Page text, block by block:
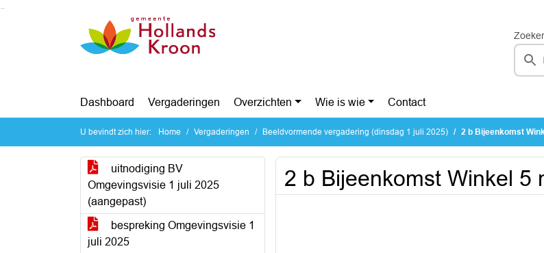
Ga naar de inhoud van deze pagina
Dashboard Vergaderingen Overzichten Wie is wie Contact
U bevindt zich hier: Home Vergaderingen Beeldvormende vergadering (dinsdag 1 juli 2025) 2 b Bijeenkomst
uitnodiging BV
Omgevingsvisie 1 juli 2025
(aangepast)
bespreking Omgevingsvisie 1
juli 2025
2 b Bijeenkomst Winkel 5